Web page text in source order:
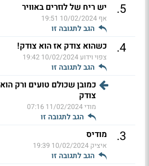
5
. יש ריח של לוזרים באוויר
אף10/02/2024 19:51
הגב לתגובה זו
4
. כשהוא צודק אז הוא צודק!
צפוי וידוע10/02/2024 19:42
הגב לתגובה זו
כמובן שכולם טועים ורק הוא
צודק
מודי11/02/2024 07:16
הגב לתגובה זו
3
. מודיס
איציק10/02/2024 19:39
הגב לתגובה זו